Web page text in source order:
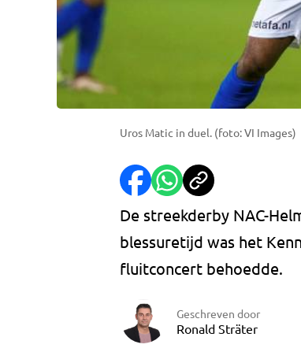
Uros Matic in duel. (foto: VI Images)
De streekderby NAC-
blessuretijd was het
fluitconcert behoedde.
Geschreven door
Ronald Sträter